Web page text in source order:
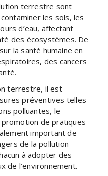
terrestre sont
les sols, les
d’eau, affectant
des écosystèmes. De
la santé humaine en
des cancers
terrestre, il est
préventives telles
polluantes, le
de pratiques
important de
de la pollution
à adopter des
de l’environnement.